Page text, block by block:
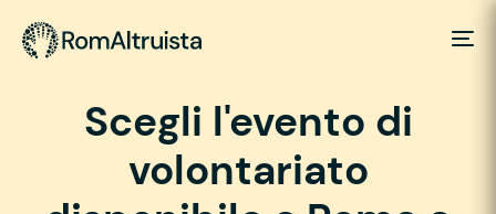
Scegli l'evento di
volontariato